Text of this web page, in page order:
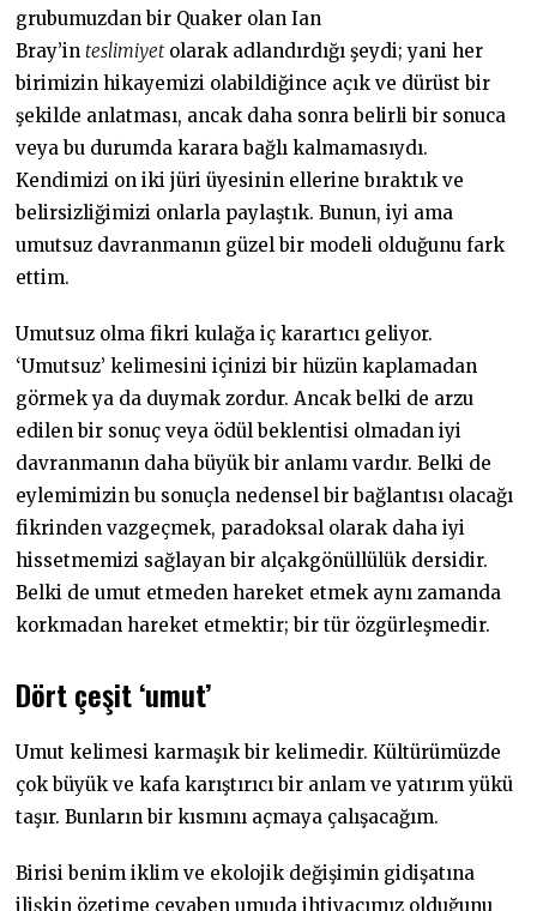
grubumuzdan bir Quaker olan Ian
Bray’inteslimiyet olarak adlandırdığı şeydi; yani her
birimizin hikayemizi olabildiğince açık ve dürüst bir
şekilde anlatması, ancak daha sonra belirli bir sonuca
veya bu durumda karara bağlı kalmamasıydı.
Kendimizi on iki jüri üyesinin ellerine bıraktık ve
belirsizliğimizi onlarla paylaştık. Bunun, iyi ama
umutsuz davranmanın güzel bir modeli olduğunu fark
ettim.
Umutsuz olma fikri kulağa iç karartıcı geliyor.
‘Umutsuz’ kelimesini içinizi bir hüzün kaplamadan
görmek ya da duymak zordur. Ancak belki de arzu
edilen bir sonuç veya ödül beklentisi olmadan iyi
davranmanın daha büyük bir anlamı vardır. Belki de
eylemimizin bu sonuçla nedensel bir bağlantısı olacağı
fikrinden vazgeçmek, paradoksal olarak daha iyi
hissetmemizi sağlayan bir alçakgönüllülük dersidir.
Belki de umut etmeden hareket etmek aynı zamanda
korkmadan hareket etmektir; bir tür özgürleşmedir.
Dört çeşit ‘umut’
Umut kelimesi karmaşık bir kelimedir. Kültürümüzde
çok büyük ve kafa karıştırıcı bir anlam ve yatırım yükü
taşır. Bunların bir kısmını açmaya çalışacağım.
Birisi benim iklim ve ekolojik değişimin gidişatına
ilişkin özetime cevaben umuda ihtiyacımız olduğunu